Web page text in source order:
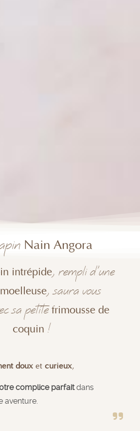
Nain Angora
intrépide, rempli d'une
, saura vous
sa petitefrimousse de
coquin !
doux et curieux,
complice parfaitdans
aventure.